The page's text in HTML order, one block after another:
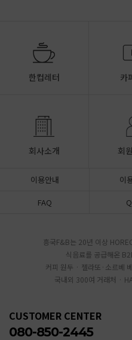
한컵레터 카
회사소개 회
이용안내 이
FAQ
흥국F&B는 20년 이상
식음료를 공급해온
커피 원두 · 젤라또·소르베
국내외 300여 거래처 ·
CUSTOMER CENTER
080-850-2445